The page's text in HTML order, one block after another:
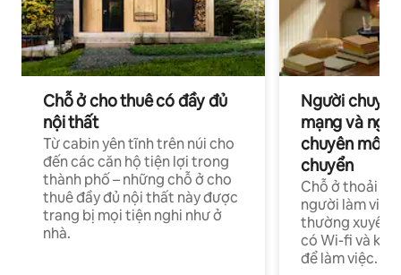
Chỗ ở cho thuê có đầy đủ
nội thất
Từ cabin yên tĩnh trên núi cho
đến các căn hộ tiện lợi trong
thành phố – những chỗ ở cho
thuê đầy đủ nội thất này được
trang bị mọi tiện nghi như ở
nhà.
Người
mạng và
chuyên môn
chuyển
Chỗ ở thoải
người làm việc
thường xuyên
có Wi-fi và
để làm việc.